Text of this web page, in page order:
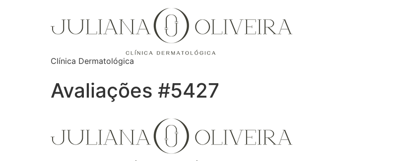
Clínica Dermatológica
Avaliações #5427